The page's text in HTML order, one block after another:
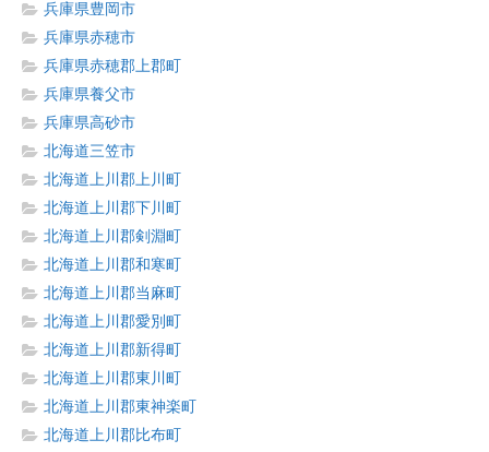
兵庫県豊岡市
兵庫県赤穂市
兵庫県赤穂郡上郡町
兵庫県養父市
兵庫県高砂市
北海道三笠市
北海道上川郡上川町
北海道上川郡下川町
北海道上川郡剣淵町
北海道上川郡和寒町
北海道上川郡当麻町
北海道上川郡愛別町
北海道上川郡新得町
北海道上川郡東川町
北海道上川郡東神楽町
北海道上川郡比布町